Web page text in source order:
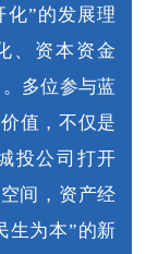
”的发展理
、资本资金
多位参与蓝
值，不仅是
投公司打开
间，资产经
生为本”的新